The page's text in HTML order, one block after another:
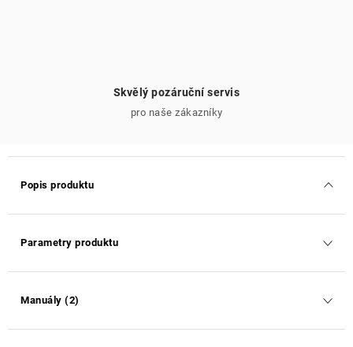
Skvělý pozáruční servis
pro naše zákazníky
Popis produktu
Parametry produktu
Manuály (2)